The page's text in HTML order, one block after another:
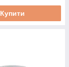
Купити